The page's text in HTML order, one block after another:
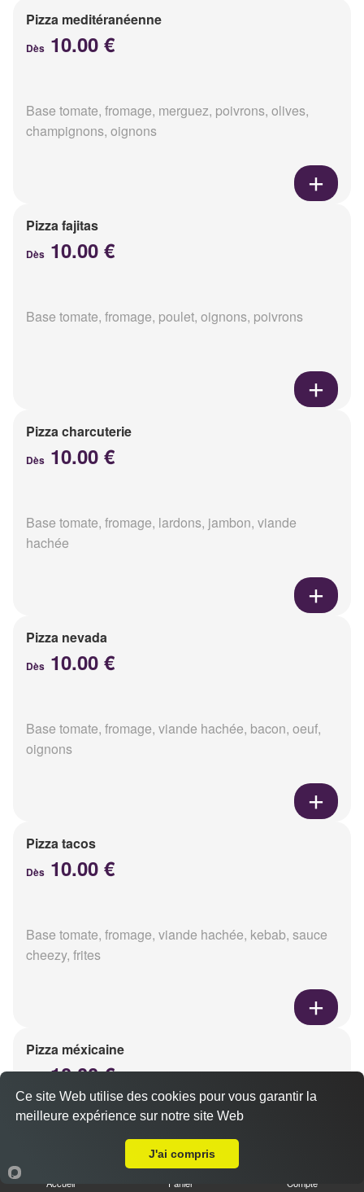
Pizza meditéranéenne
Dès 10.00 €
Base tomate, fromage, merguez, poivrons, olives,
champignons, oignons
Pizza fajitas
Dès 10.00 €
Base tomate, fromage, poulet, oignons, poivrons
Pizza charcuterie
Dès 10.00 €
Base tomate, fromage, lardons, jambon, viande
hachée
Pizza nevada
Dès 10.00 €
Base tomate, fromage, viande hachée, bacon, oeuf,
oignons
Pizza tacos
Dès 10.00 €
Base tomate, fromage, viande hachée, kebab, sauce
cheezy, frites
Pizza méxicaine
10.00 €
Base sauce barbecue, fromage, viande hachée,
Accueil Panier Compte
Ce site Web utilise des cookies pour vous garantir la
meilleure expérience sur notre site Web
J'ai compris